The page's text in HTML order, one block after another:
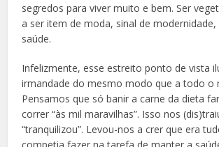
segredos para viver muito e bem. Ser
a ser item de moda, sinal de
saúde.
Infelizmente, esse estreito ponto de vista
irmandade do mesmo modo que a todo o
Pensamos que só banir a carne da dieta
correr “às mil maravilhas”. Isso nos
“tranquilizou”. Levou-nos a crer que era